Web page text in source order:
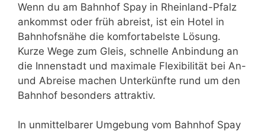
Wenn du am Bahnhof Spay in Rheinland-Pfalz
ankommst oder früh abreist, ist ein Hotel in
Bahnhofsnähe die komfortabelste Lösung.
Kurze Wege zum Gleis, schnelle Anbindung an
die Innenstadt und maximale Flexibilität bei An-
und Abreise machen Unterkünfte rund um den
Bahnhof besonders attraktiv.
In unmittelbarer Umgebung vom Bahnhof Spay